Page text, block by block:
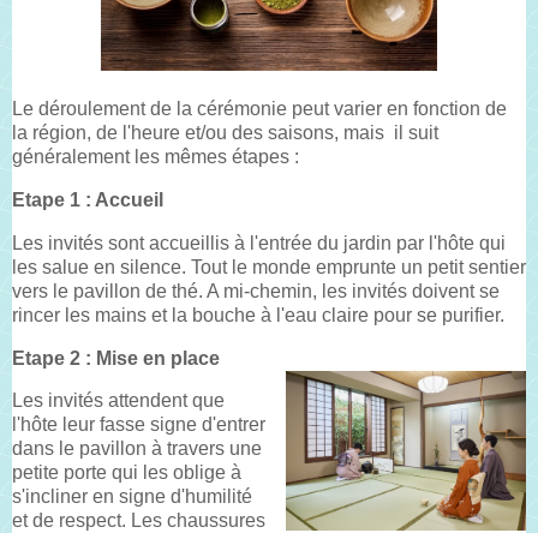
Le déroulement de la cérémonie peut varier en fonction de
la région, de l'heure et/ou des saisons, mais il suit
généralement les mêmes étapes :
Etape 1 : Accueil
Les invités sont accueillis à l'entrée du jardin par l'hôte qui
les salue en silence. Tout le monde emprunte un petit sentier
vers le pavillon de thé. A mi-chemin, les invités doivent se
rincer les mains et la bouche à l'eau claire pour se purifier.
Etape 2 : Mise en place
Les invités attendent que
l'hôte leur fasse signe d'entrer
dans le pavillon à travers une
petite porte qui les oblige à
s'incliner en signe d'humilité
et de respect. Les chaussures